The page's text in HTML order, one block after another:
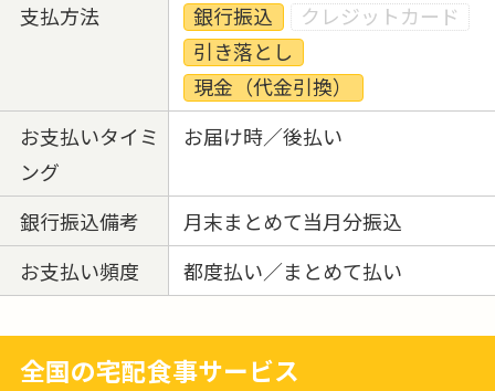
支払方法 銀行振込
クレジットカード
引き落とし
現金（代金引換）
お支払いタイミ
ング
お届け時／後払い
銀行振込備考
月末まとめて当月分振込
お支払い頻度
都度払い／まとめて払い
全国の宅配食事サービス